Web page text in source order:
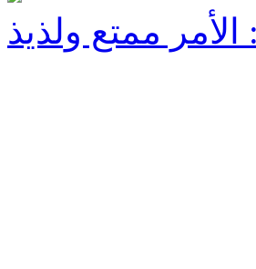
الأمر ممتع ولذيذ